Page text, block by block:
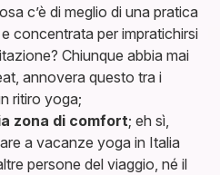
c’è di meglio di una pratica
concentrata per impratichirsi
Chiunque abbia mai
annovera questo tra i
ritiro yoga;
zona di comfort; eh sì,
a vacanze yoga in Italia
persone del viaggio, né il